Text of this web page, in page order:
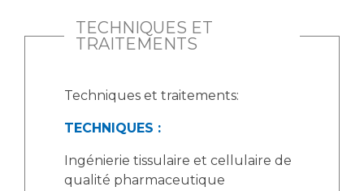
Qualité
Nos indicateurs qualité et de sécurité des soins
Protection des données
Documents utiles
TECHNIQUES ET
TRAITEMENTS
Techniques et traitements:
TECHNIQUES :
Ingénierie tissulaire et cellulaire de
qualité pharmaceutique